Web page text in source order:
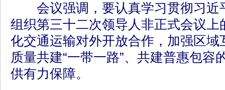
会议强调，要认真学习贯彻习近
组织第三十二次领导人非正式会议上
化交通运输对外开放合作，加强区域
质量共建“一带一路”、共建普惠包容
供有力保障。